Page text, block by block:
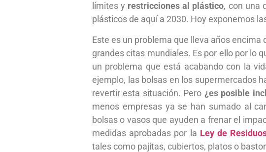
límites y restricciones al plástico, con una
plásticos de aquí a 2030. Hoy exponemos
Este es un problema que lleva años
grandes citas mundiales. Es por ello por lo
un problema que está acabando con la
ejemplo, las bolsas en los supermercados
revertir esta situación. Pero ¿es posible
menos empresas ya se han sumado al
bolsas o vasos que ayuden a frenar el
medidas aprobadas por la Ley de
tales como pajitas, cubiertos, platos o